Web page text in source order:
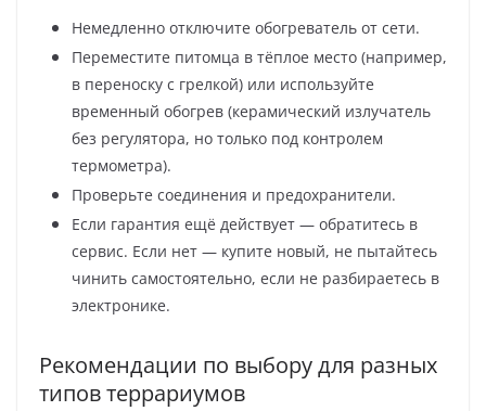
Немедленно отключите обогреватель от сети.
Переместите питомца в тёплое место (например,
в переноску с грелкой) или используйте
временный обогрев (керамический излучатель
без регулятора, но только под контролем
термометра).
Проверьте соединения и предохранители.
Если гарантия ещё действует — обратитесь в
сервис. Если нет — купите новый, не пытайтесь
чинить самостоятельно, если не разбираетесь в
электронике.
Рекомендации по выбору для разных
типов террариумов